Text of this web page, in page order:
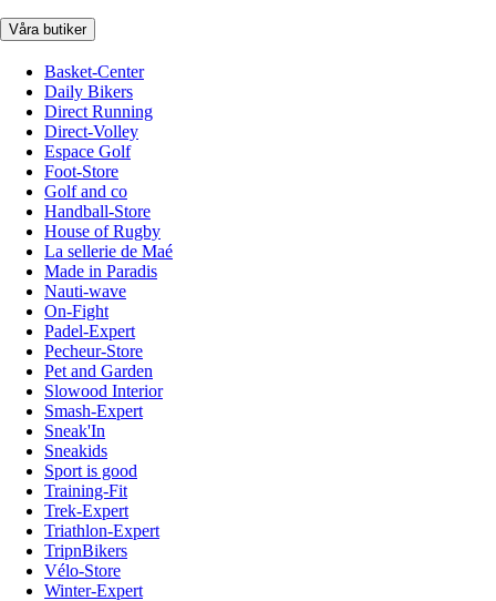
Våra butiker
Basket-Center
Daily Bikers
Direct Running
Direct-Volley
Espace Golf
Foot-Store
Golf and co
Handball-Store
House of Rugby
La sellerie de Maé
Made in Paradis
Nauti-wave
On-Fight
Padel-Expert
Pecheur-Store
Pet and Garden
Slowood Interior
Smash-Expert
Sneak'In
Sneakids
Sport is good
Training-Fit
Trek-Expert
Triathlon-Expert
TripnBikers
Vélo-Store
Winter-Expert